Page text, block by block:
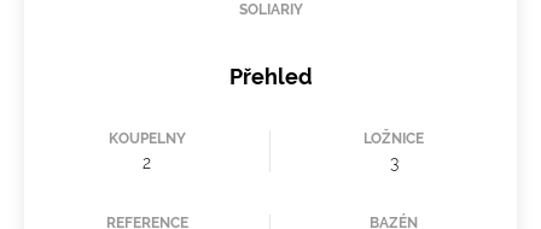
SOLIARIY
Přehled
KOUPELNY
2
LOŽNICE
3
REFERENCE BAZÉN